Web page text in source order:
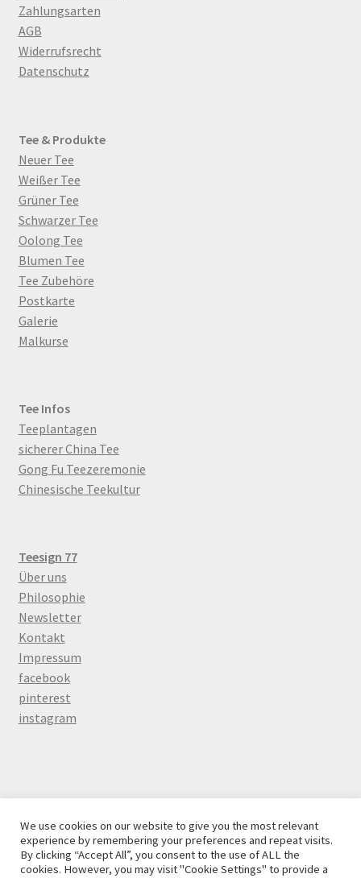
Zahlungsarten
AGB
Widerrufsrecht
Datenschutz
Tee & Produkte
Neuer Tee
Weißer Tee
Grüner Tee
Schwarzer Tee
Oolong Tee
Blumen Tee
Tee Zubehöre
Postkarte
Galerie
Malkurse
Tee Infos
Teeplantagen
sicherer China Tee
Gong Fu Teezeremonie
Chinesische Teekultur
Teesign 77
Über uns
Philosophie
Newsletter
Kontakt
Impressum
facebook
pinterest
instagram
© Teesign 77 beschäftigt sich mit chinesicher Tee Einzel-
und Großhandel in Berlin 2026
Daten Schutz
Erstellt mit WooCommerce.
We use cookies on our website to give you the most relevant
experience by remembering your preferences and repeat visits.
By clicking “Accept All”, you consent to the use of ALL the
cookies. However, you may visit "Cookie Settings" to provide a